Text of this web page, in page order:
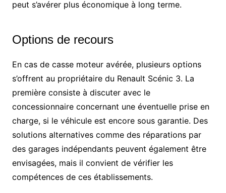
peut s’avérer plus économique à long terme.
Options de recours
En cas de casse moteur avérée, plusieurs options
s’offrent au propriétaire du Renault Scénic 3. La
première consiste à discuter avec le
concessionnaire concernant une éventuelle prise en
charge, si le véhicule est encore sous garantie. Des
solutions alternatives comme des réparations par
des garages indépendants peuvent également être
envisagées, mais il convient de vérifier les
compétences de ces établissements.